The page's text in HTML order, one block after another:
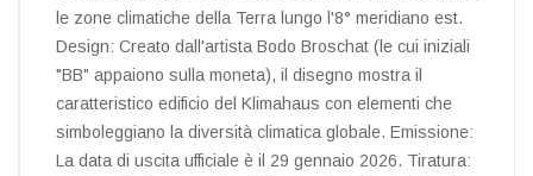
le zone climatiche della Terra lungo l'8° meridiano est.
Design: Creato dall'artista Bodo Broschat (le cui iniziali
"BB" appaiono sulla moneta), il disegno mostra il
caratteristico edificio del Klimahaus con elementi che
simboleggiano la diversità climatica globale. Emissione:
La data di uscita ufficiale è il 29 gennaio 2026. Tiratura: